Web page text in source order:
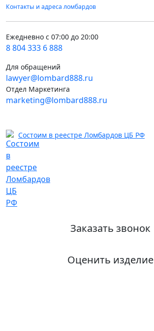
Контакты и адреса ломбардов
Ежедневно с 07:00 до 20:00
8 804 333 6 888
Для обращений
lawyer@lombard888.ru
Отдел Маркетинга
marketing@lombard888.ru
Состоим в реестре Ломбардов ЦБ РФ
Заказать звонок
Оценить изделие